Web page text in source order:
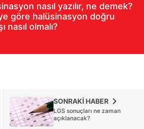
nasıl yazılır, ne demek?
göre halüsinasyon doğru
nasıl olmalı?
SONRAKİ HABER
LGS sonuçları ne zaman
açıklanacak?